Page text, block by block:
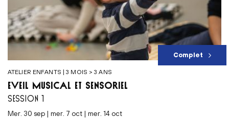
ATELIER ENFANTS | 3 MOIS > 3 ANS
ÉVEIL MUSICAL ET SENSORIEL
SESSION 1
mer. 30 sep | mer. 7 oct | mer. 14 oct
Complet